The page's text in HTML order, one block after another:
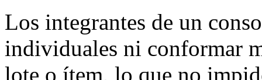
Los integrantes de un
individuales ni conformar
lote o ítem, lo que no